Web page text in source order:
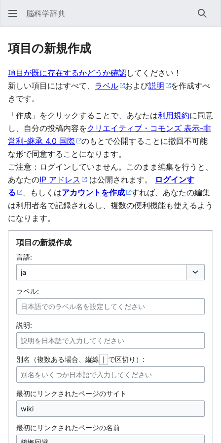
脳科学辞典 検索
項目の新規作成
項目が既に存在するかどうか確認してください！
新しい項目にはすべて、 ラベル および説明
を作成すべ
きです。
「作成」をクリックすることで、あなたは利用規約に同意
し、自分の投稿内容をクリエイティブ・コモンズ 表示-非
営利-継承 4.0 国際
のもとで公開することに撤回不可能
な形で同意することになります。
ご注意：ログインしていません。このまま編集を行うと、
あなたのIP アドレス は公開されます。
ログインす
る
、もしくはアカウントを作成
すれば、あなたの編集
は利用者名で記録されるし、複数の便利機能も使えるよう
になります。
項目の新規作成
言語:
ラベル:
説明:
別名（複数ある場合、縦線 で区切り）:
最初にリンクされたページのサイト
最初にリンクされたページの名前